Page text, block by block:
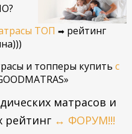
ТОП➡ рейтинг
и топперы купитьс
матрасов и
рейтинг ↔ ФОРУМ!!!